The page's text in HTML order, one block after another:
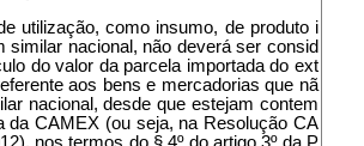
utilização, como insumo, de produto i
similar nacional, não deverá ser consid
do valor da parcela importada do ext
aos bens e mercadorias que nã
nacional, desde que estejam contem
da CAMEX (ou seja, na Resolução CA